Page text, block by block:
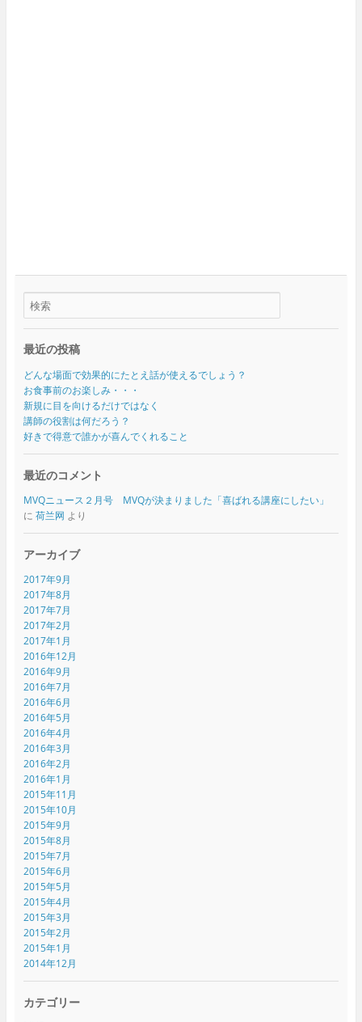
最近の投稿
どんな場面で効果的にたとえ話が使えるでしょう？
お食事前のお楽しみ・・・
新規に目を向けるだけではなく
講師の役割は何だろう？
好きで得意で誰かが喜んでくれること
最近のコメント
MVQニュース２月号 MVQが決まりました「喜ばれる講座にしたい」
に 荷兰网 より
アーカイブ
2017年9月
2017年8月
2017年7月
2017年2月
2017年1月
2016年12月
2016年9月
2016年7月
2016年6月
2016年5月
2016年4月
2016年3月
2016年2月
2016年1月
2015年11月
2015年10月
2015年9月
2015年8月
2015年7月
2015年6月
2015年5月
2015年4月
2015年3月
2015年2月
2015年1月
2014年12月
カテゴリー